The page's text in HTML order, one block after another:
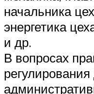
начальника
энергетика
и др.
В вопросах